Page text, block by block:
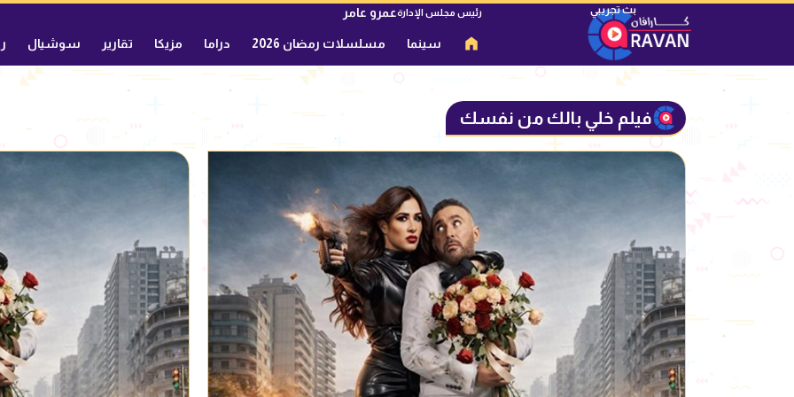
رئيس مجلس الإدارةعمرو عامر
سينما مسلسلات رمضان 2026 دراما مزيكا تقارير سوشيال
فيلم خلي بالك من نفسك